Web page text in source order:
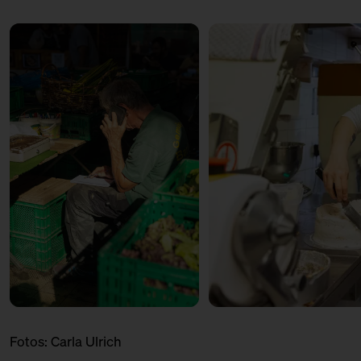
mit Alfredo Sironi
12:00 – 12:30
Produktionsbesuch: Von
Zitronenwolken und Rugelach II
mit Anne
Goldmond Bakery
12:00 – 13:00
Marktbummel: Marktmeister
mit Roman Dashuber
Infopoint Ticket Kostenlos
12:00 – 13:00
Marktplausch: Ein Nachbar
berichtet I
mit Christoph Albrecht
Infopoint Ticket
Königsberger Klopse I
mit Dinah Hoffmann
Fotos: Carla Ulrich